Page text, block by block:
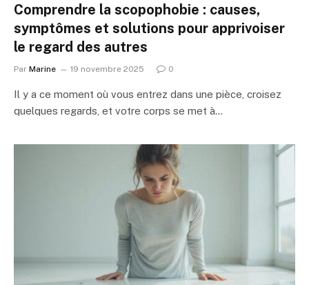
Comprendre la scopophobie : causes,
symptômes et solutions pour apprivoiser
le regard des autres
Par Marine 19 novembre 2025 0
Il y a ce moment où vous entrez dans une pièce, croisez
quelques regards, et votre corps se met à…